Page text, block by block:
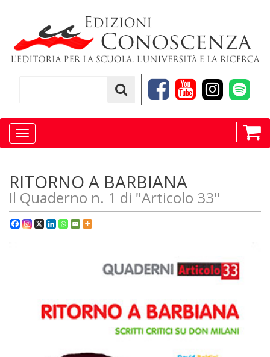
Toggle
navigation
RITORNO A BARBIANA
Il Quaderno n. 1 di "Articolo 33"